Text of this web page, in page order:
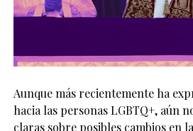
Aunque más recientemente ha
hacia las personas LGBTQ+, aún
claras sobre posibles cambios en